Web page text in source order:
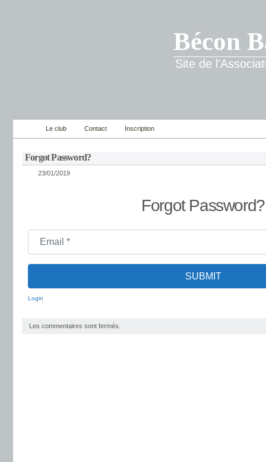
Bécon
Site de
Le club Contact Inscription
Forgot Password?
23/01/2019
Forgot Password?
Email
SUBMIT
Login
Les commentaires sont fermés.